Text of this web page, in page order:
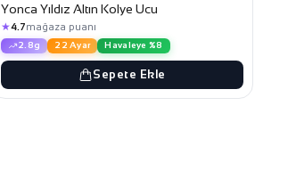
Yonca Yıldız Altın Kolye Ucu
★4.7mağaza puanı
2.8g 22 Ayar Havaleye %8
Sepete Ekle